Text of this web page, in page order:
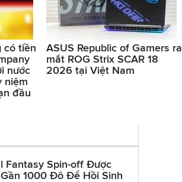
có tiền
nước
niệm
đầu
ASUS Republic of Gamers ra
mắt ROG Strix SCAR 18
2026 tại Việt Nam
Fantasy Spin-off Được
1000 Đô Để Hồi Sinh